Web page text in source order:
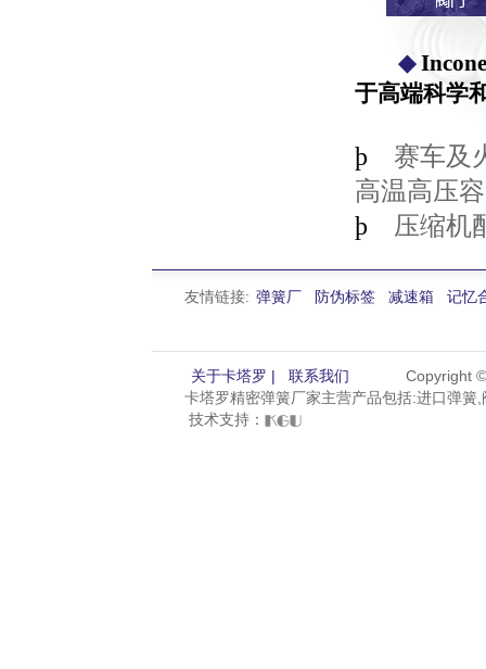
◆
于高端科学
þ 赛车及
高温高压
þ 压
友情链接: 弹簧厂 防伪标签 减速箱 记忆
关于卡塔罗 | 联系我们
Copyright
卡塔罗精密弹簧厂家主营产品包括:进口弹
技术支持：